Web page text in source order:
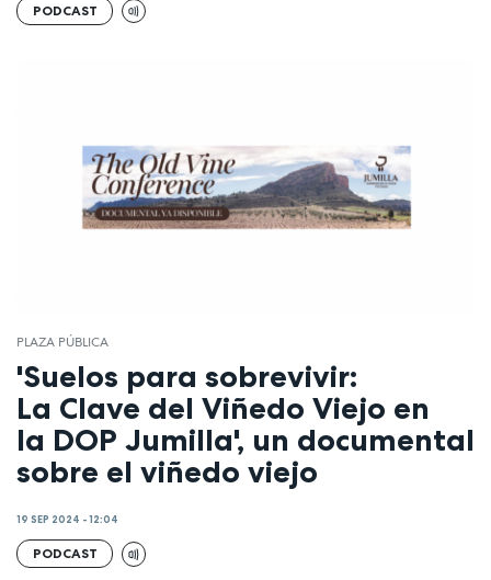
PODCAST
PLAZA PÚBLICA
'Suelos para sobrevivir:
La Clave del Viñedo Viejo en
la DOP Jumilla', un documental
sobre el viñedo viejo
19 SEP 2024 - 12:04
PODCAST